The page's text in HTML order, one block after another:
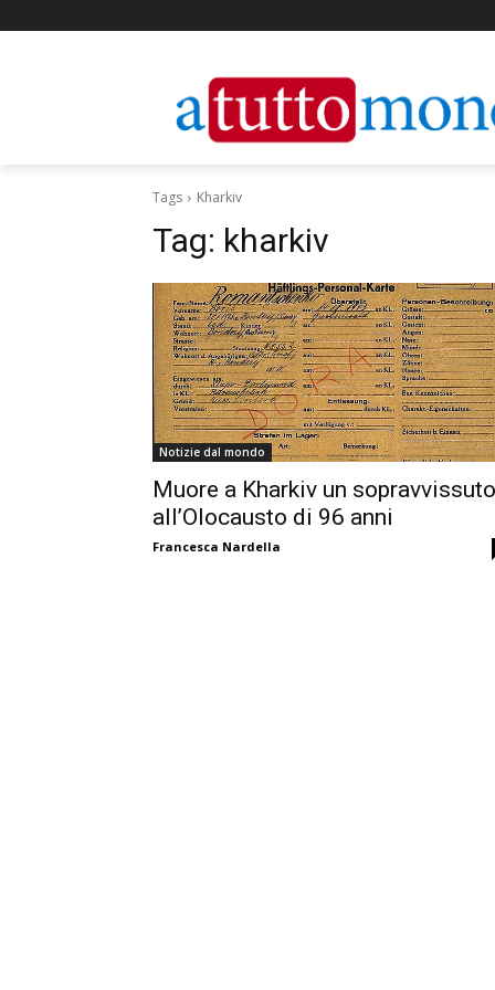
Tags Kharkiv
Tag: kharkiv
Notizie dal mondo
Muore a Kharkiv un sopravvissuto
all’Olocausto di 96 anni
Francesca Nardella